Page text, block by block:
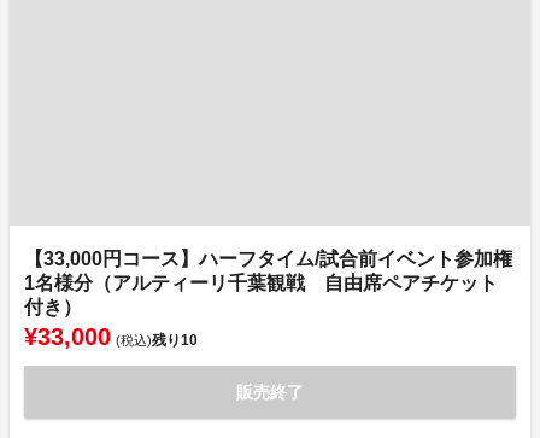
【33,000円コース】ハーフタイム/試合前イベント参加権
1名様分（アルティーリ千葉観戦 自由席ペアチケット
付き）
¥33,000 (税込)残り10
販売終了